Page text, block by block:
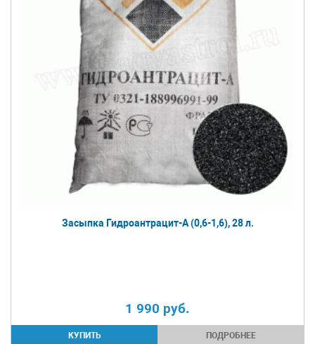
Засыпка Гидроантрацит-А (0,6-1,6), 28 л.
1 990 руб.
ПОДРОБНЕЕ